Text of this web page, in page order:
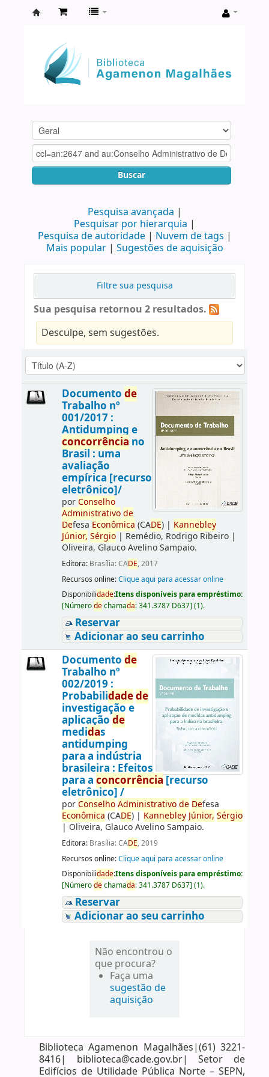
Agamenon
Magalhães
Buscar
Pesquisa avançada
Pesquisar por hierarquia
Pesquisa de autoridade
Nuvem de tags
Mais popular
Sugestões de aquisição
Filtre sua pesquisa
Sua pesquisa retornou 2 resultados.
Desculpe, sem sugestões.
Documento de
Trabalho nº
001/2017 :
Antidumping e
concorrência no
Brasil : uma
avaliação
empírica [recurso
eletrônico]/
porConselho
Administrativo de
Defesa Econômica (CADE)| Kannebley
Júnior, Sérgio| Remédio, Rodrigo Ribeiro|
Oliveira, Glauco Avelino Sampaio.
Editora: Brasília: CADE, 2017
Recursos online:Clique aqui para acessar online
Disponibilidade:Itens disponíveis para empréstimo:
[Númerodechamada:341.3787 D637] (1).
Reservar
Adicionar ao seu carrinho
Documento de
Trabalho nº
002/2019 :
Probabilidadede
investigação e
aplicação de
medidas
antidumping
para a indústria
brasileira : Efeitos
para a concorrência [recurso
eletrônico] /
porConselho Administrativo de Defesa
Econômica (CADE)| Kannebley Júnior, Sérgio
| Oliveira, Glauco Avelino Sampaio.
Editora: Brasília: CADE, 2019
Recursos online:Clique aqui para acessar online
Disponibilidade:Itens disponíveis para empréstimo:
[Númerodechamada:341.3787 D637] (1).
Reservar
Adicionar ao seu carrinho
Não encontrou o
que procura?
Faça uma
sugestão de
aquisição
Biblioteca Agamenon Magalhães|(61) 3221-
8416| biblioteca@cade.gov.br| Setor de
Edifícios de Utilidade Pública Norte – SEPN,